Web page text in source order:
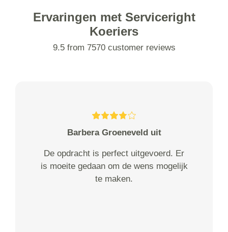
Ervaringen met Serviceright
Koeriers
9.5 from 7570 customer reviews
Barbera Groeneveld uit
De opdracht is perfect uitgevoerd. Er
is moeite gedaan om de wens mogelijk
te maken.